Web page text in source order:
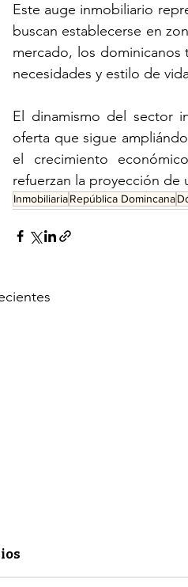
Este auge inmobiliario
buscan establecerse en
mercado, los dominicanos
necesidades y estilo de
El dinamismo del sector
oferta que sigue
el crecimiento
refuerzan la proyección de
InmobiliariaRepública Domincana